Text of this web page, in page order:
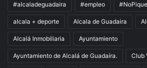
#alcaladeguadaira #empleo
alcala + deporte Alcala de Guadaira
Alcalá Inmobiliaria Ayuntamiento
Ayuntamiento de Alcalá de Guadaíra. Club